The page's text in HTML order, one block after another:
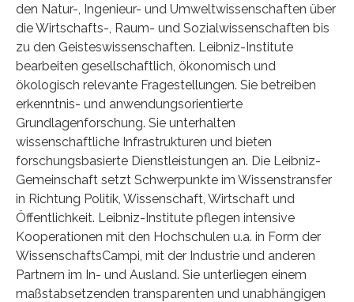
den Natur-, Ingenieur- und Umweltwissenschaften über
die Wirtschafts-, Raum- und Sozialwissenschaften bis
zu den Geisteswissenschaften. Leibniz-Institute
bearbeiten gesellschaftlich, ökonomisch und
ökologisch relevante Fragestellungen. Sie betreiben
erkenntnis- und anwendungsorientierte
Grundlagenforschung. Sie unterhalten
wissenschaftliche Infrastrukturen und bieten
forschungsbasierte Dienstleistungen an. Die Leibniz-
Gemeinschaft setzt Schwerpunkte im Wissenstransfer
in Richtung Politik, Wissenschaft, Wirtschaft und
Öffentlichkeit. Leibniz-Institute pflegen intensive
Kooperationen mit den Hochschulen u.a. in Form der
WissenschaftsCampi, mit der Industrie und anderen
Partnern im In- und Ausland. Sie unterliegen einem
maßstabsetzenden transparenten und unabhängigen